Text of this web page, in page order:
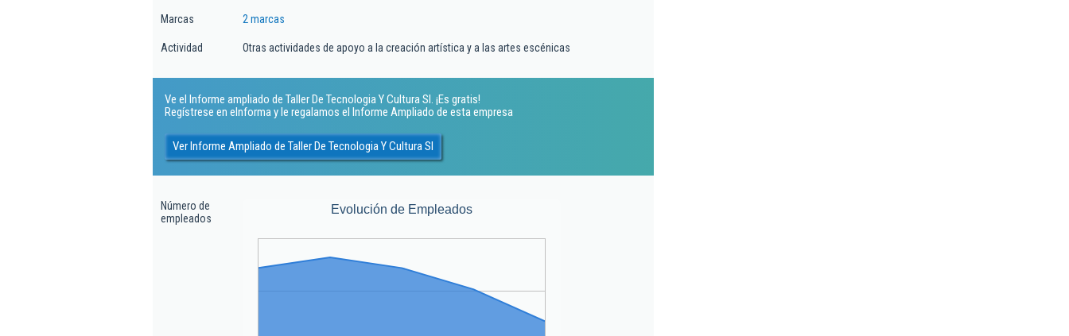
Marcas 2 marcas
Actividad Otras actividades de apoyo a la creación artística y a las artes escénicas
Ve el Informe ampliado de Taller De Tecnologia Y Cultura Sl. ¡Es gratis!
Regístrese en eInforma y le regalamos el Informe Ampliado de esta empresa
Ver Informe Ampliado de Taller De Tecnologia Y Cultura Sl
Número de
empleados
Evolución de Empleados